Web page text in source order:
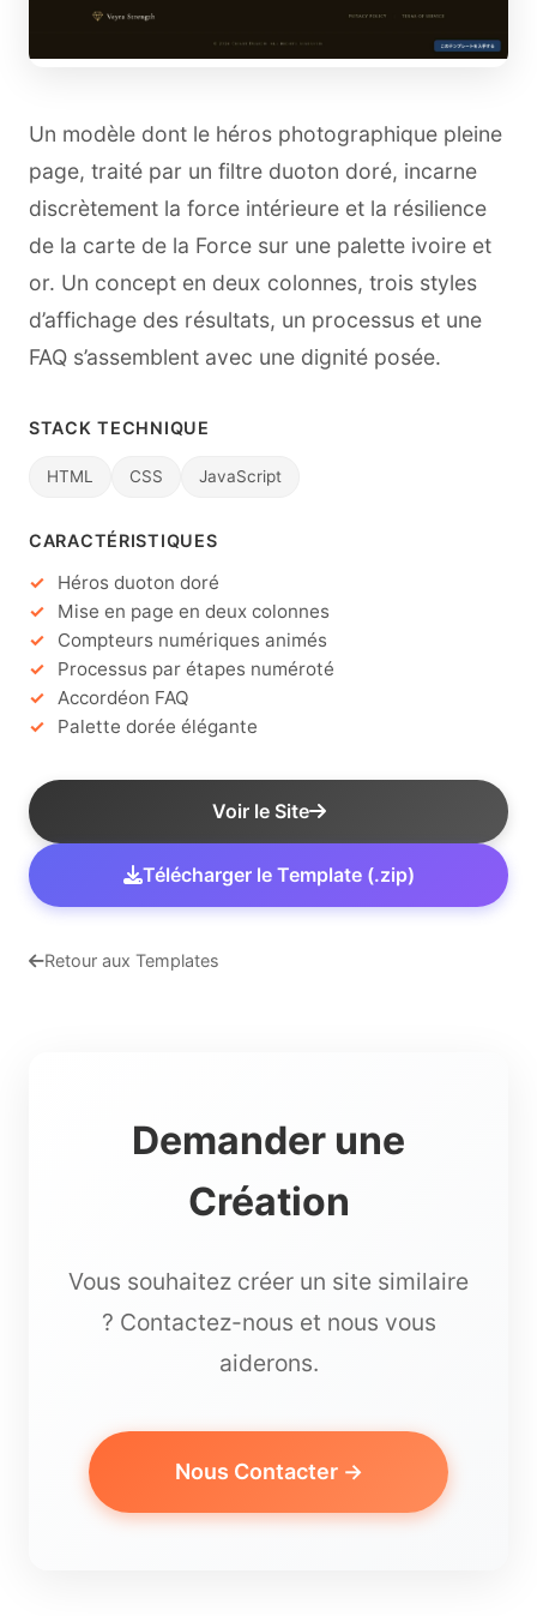
Un modèle dont le héros photographique pleine
page, traité par un filtre duoton doré, incarne
discrètement la force intérieure et la résilience
de la carte de la Force sur une palette ivoire et
or. Un concept en deux colonnes, trois styles
d’affichage des résultats, un processus et une
FAQ s’assemblent avec une dignité posée.
STACK TECHNIQUE
HTML CSS JavaScript
CARACTÉRISTIQUES
Héros duoton doré
Mise en page en deux colonnes
Compteurs numériques animés
Processus par étapes numéroté
Accordéon FAQ
Palette dorée élégante
Voir le Site
Télécharger le Template (.zip)
Retour aux Templates
Demander une
Création
Vous souhaitez créer un site similaire
? Contactez-nous et nous vous
aiderons.
Nous Contacter →